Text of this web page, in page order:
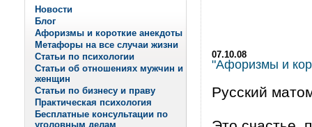
Новости
Блог
Афоризмы и короткие анекдоты
Метафоры на все случаи жизни
Статьи по психологии
Статьи об отношениях мужчин и
женщин
Статьи по бизнесу и праву
Практическая психология
Бесплатные консультации по
уголовным делам
07.10.08
"Афоризмы и
Русский